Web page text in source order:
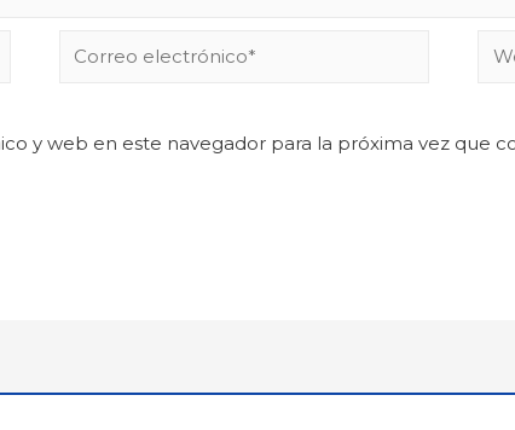
y web en este navegador para la próxima vez que